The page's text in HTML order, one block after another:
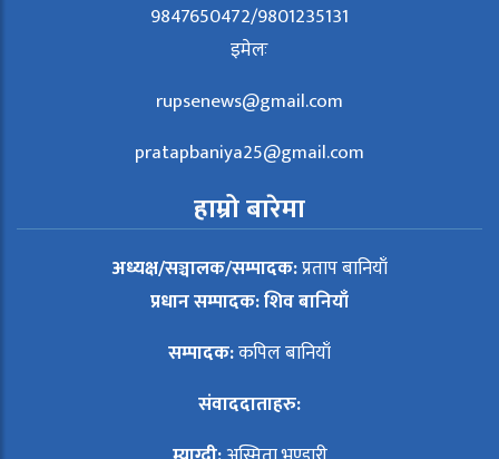
9847650472/9801235131
इमेलः
rupsenews@gmail.com
pratapbaniya25@gmail.com
हाम्रो बारेमा
अध्यक्ष/सञ्चालक/सम्पादक:प्रताप बानियाँ
प्रधान सम्पादक: शिव बानियाँ
सम्पादक:कपिल बानियाँ
संवाददाताहरु: